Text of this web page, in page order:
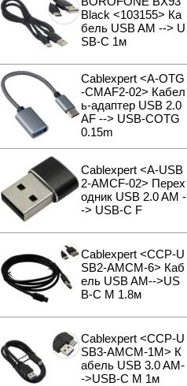
Black <103155> Ка
бель USB AM --> U
SB-C 1м
Cablexpert <A-OTG
-CMAF2-02> Кабел
ь-адаптер USB 2.0
AF --> USB-COTG
0.15m
Cablexpert <A-USB
2-AMCF-02> Перех
одник USB 2.0 AM -
-> USB-C F
Cablexpert <CCP-U
SB2-AMCM-6> Каб
ель USB AM-->US
B-C M 1.8м
Cablexpert <CCP-U
SB3-AMCM-1M> К
абель USB 3.0 AM-
->USB-C M 1м